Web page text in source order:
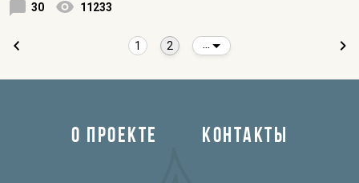
30 11233
1 2
О ПРОЕКТЕ КОНТАКТЫ